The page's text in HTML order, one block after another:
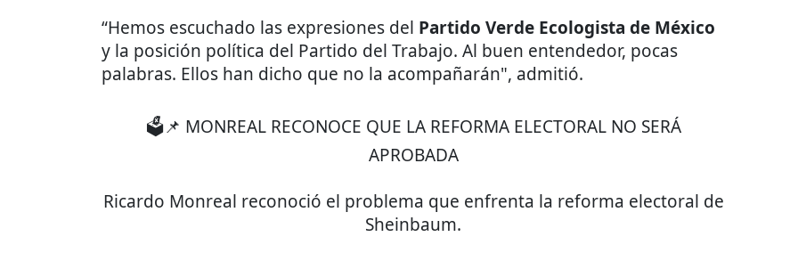
“Hemos escuchado las expresiones del Partido Verde Ecologista de México
y la posición política del Partido del Trabajo. Al buen entendedor, pocas
palabras. Ellos han dicho que no la acompañarán", admitió.
🗳️📌 MONREAL RECONOCE QUE LA REFORMA ELECTORAL NO SERÁ
APROBADA
Ricardo Monreal reconoció el problema que enfrenta la reforma electoral de
Sheinbaum.